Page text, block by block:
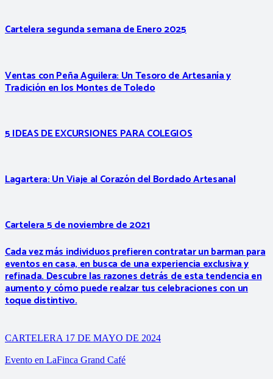
Cartelera segunda semana de Enero 2025
Ventas con Peña Aguilera: Un Tesoro de Artesanía y
Tradición en los Montes de Toledo
5 IDEAS DE EXCURSIONES PARA COLEGIOS
Lagartera: Un Viaje al Corazón del Bordado Artesanal
Cartelera 5 de noviembre de 2021
Cada vez más individuos prefieren contratar un barman para
eventos en casa, en busca de una experiencia exclusiva y
refinada. Descubre las razones detrás de esta tendencia en
aumento y cómo puede realzar tus celebraciones con un
toque distintivo.
CARTELERA 17 DE MAYO DE 2024
Evento en LaFinca Grand Café